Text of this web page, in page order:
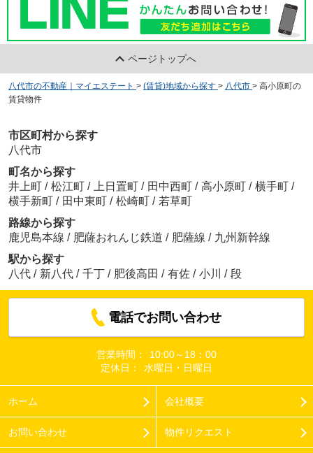
ページトップへ
八代市の不動産｜マイエステート > (賃貸)地域から探す > 八代市 > 高小原町の
賃貸物件
市区町村から探す
八代市
町名から探す
井上町 / 松江町 / 上日置町 / 田中西町 / 高小原町 / 横手町 /
横手新町 / 田中東町 / 松崎町 / 若草町
路線から探す
鹿児島本線 / 肥薩おれんじ鉄道 / 肥薩線 / 九州新幹線
駅から探す
八代 / 新八代 / 千丁 / 肥後高田 / 有佐 / 小川 / 段
電話でお問い合わせ
営業時間：
10:00～18：00
定休日：
水曜日・日曜日
ホーム 会社概要
お問い合わせ 物件リクエスト